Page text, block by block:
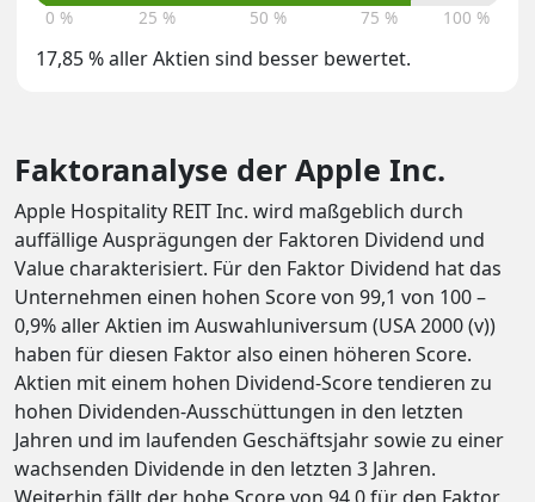
0 % 25 % 50 % 75 % 100 %
17,85 % aller Aktien sind besser bewertet.
Faktoranalyse der Apple Inc.
Apple Hospitality REIT Inc. wird maßgeblich durch
auffällige Ausprägungen der Faktoren Dividend und
Value charakterisiert. Für den Faktor Dividend hat das
Unternehmen einen hohen Score von 99,1 von 100 –
0,9% aller Aktien im Auswahluniversum (USA 2000 (v))
haben für diesen Faktor also einen höheren Score.
Aktien mit einem hohen Dividend-Score tendieren zu
hohen Dividenden-Ausschüttungen in den letzten
Jahren und im laufenden Geschäftsjahr sowie zu einer
wachsenden Dividende in den letzten 3 Jahren.